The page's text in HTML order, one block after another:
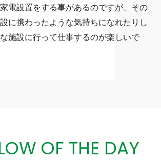
電設置をする事があるのですが、その
に携わったような気持ちになれたりし
施設に行って仕事するのが楽しいで
OF THE DAY